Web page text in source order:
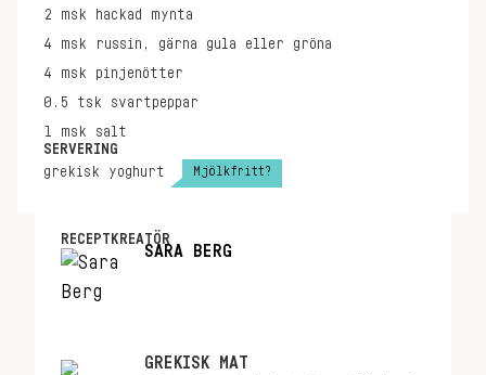
2 msk
hackad mynta
4 msk
russin, gärna gula eller gröna
4 msk
pinjenötter
0.5 tsk
svartpeppar
1 msk
salt
SERVERING
grekisk yoghurt
Mjölkfritt?
RECEPTKREATÖR
SARA BERG
GREKISK MAT